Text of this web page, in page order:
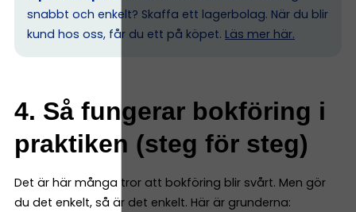
snabbt och enkelt? Skaffa ett lagerbolag. När du blir
kund hos oss, får du ett på köpet. Läs mer här.
4. Så fungerar bokföring i
praktiken (steg för steg)
Det är här många tror att bokföring blir svårt. Men gör
du det enkelt, så är det enkelt. Här är grunderna: